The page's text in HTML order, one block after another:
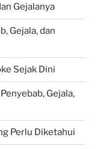
Gejalanya
Gejala, dan
Sejak Dini
Gejala,
Perlu Diketahui